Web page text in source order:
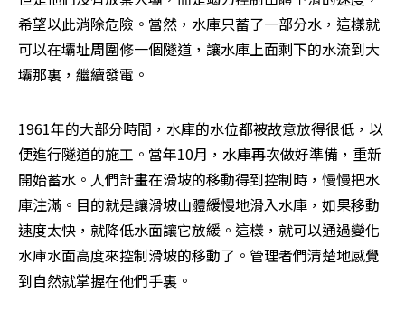
希望以此消除危險。當然，水庫只蓄了一部分水，這樣就
可以在壩址周圍修一個隧道，讓水庫上面剩下的水流到大
壩那裏，繼續發電。
1961年的大部分時間，水庫的水位都被故意放得很低，以
便進行隧道的施工。當年10月，水庫再次做好準備，重新
開始蓄水。人們計畫在滑坡的移動得到控制時，慢慢把水
庫注滿。目的就是讓滑坡山體緩慢地滑入水庫，如果移動
速度太快，就降低水面讓它放緩。這樣，就可以通過變化
水庫水面高度來控制滑坡的移動了。管理者們清楚地感覺
到自然就掌握在他們手裏。